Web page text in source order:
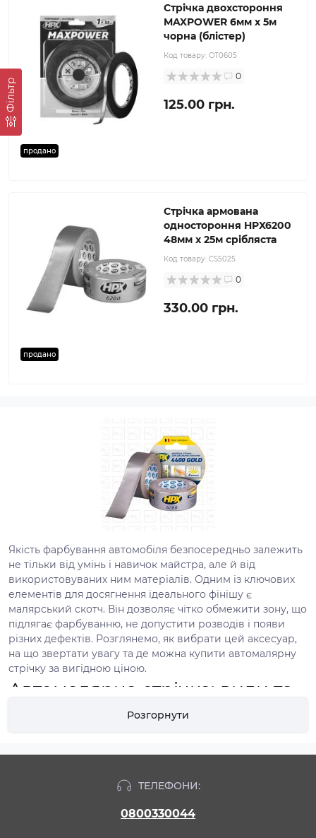
Фільтр
продано
Стрічка двохстороння
MAXPOWER 6мм х 5м
чорна (блістер)
Код товару: OT0605
0
125.00 грн.
продано
Стрічка армована
одностороння HPX6200
48мм х 25м срібляста
Код товару: CS5025
0
330.00 грн.
Якість фарбування автомобіля безпосередньо залежить
не тільки від умінь і навичок майстра, але й від
використовуваних ним матеріалів. Одним із ключових
елементів для досягнення ідеального фінішу є
малярський скотч. Він дозволяє чітко обмежити зону, що
підлягає фарбуванню, не допустити розводів і появи
різних дефектів. Розглянемо, як вибрати цей аксесуар,
на що звертати увагу та де можна купити автомалярну
стрічку за вигідною ціною.
Автомалярна стрічка: види та
характеристики
відмінність між ними полягає в стійкості до температур,
Робоча
Розгорнути
ТЕЛЕФОНИ:
0800330044